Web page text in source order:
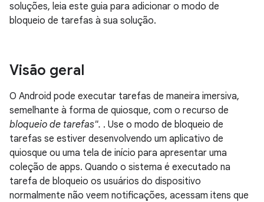
soluções, leia este guia para adicionar o modo de
bloqueio de tarefas à sua solução.
Visão geral
O Android pode executar tarefas de maneira imersiva,
semelhante à forma de quiosque, com o recurso de
bloqueio de tarefas". . Use o modo de bloqueio de
tarefas se estiver desenvolvendo um aplicativo de
quiosque ou uma tela de início para apresentar uma
coleção de apps. Quando o sistema é executado na
tarefa de bloqueio os usuários do dispositivo
normalmente não veem notificações, acessam itens que